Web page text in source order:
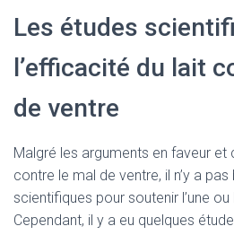
Les études
l’efficacité du lait
de ventre
Malgré les arguments en faveur et
contre le mal de ventre, il n’y a
scientifiques pour soutenir l’une ou
Cependant, il y a eu quelques